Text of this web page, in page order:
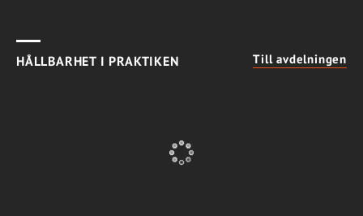
HÅLLBARHET I PRAKTIKEN Till avdelningen